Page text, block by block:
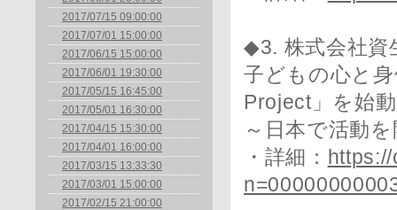
2017/07/15 09:00:00
2017/07/01 15:00:00
2017/06/15 15:00:00
2017/06/01 19:30:00
2017/05/15 16:45:00
2017/05/01 16:30:00
2017/04/15 15:30:00
2017/04/01 16:00:00
2017/03/15 13:33:30
2017/03/01 15:00:00
2017/02/15 21:00:00
◆3. 株式会社資
子どもの心と
Project」を始動
～日本で活動
・詳細：